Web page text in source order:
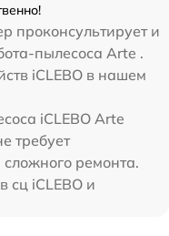
проконсультирует и
пылесоса Arte .
iCLEBO в нашем
iCLEBO Arte
требует
ремонта.
сц iCLEBO и